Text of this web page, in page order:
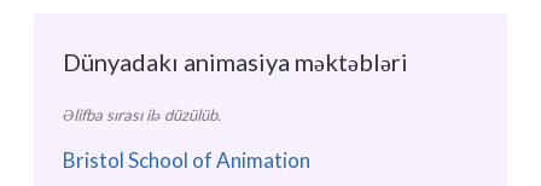
Dünyadakı animasiya məktəbləri
Əlifba sırası ilə düzülüb.
Bristol School of Animation